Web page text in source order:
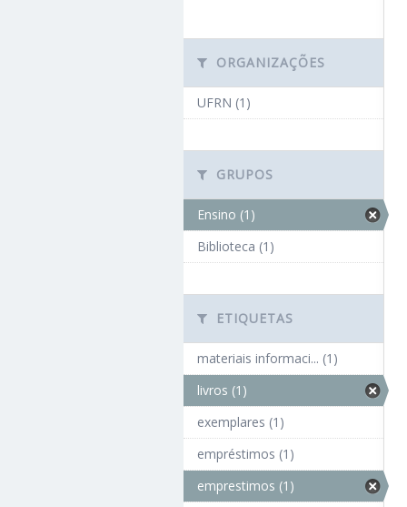
ORGANIZAÇÕES
UFRN (1)
GRUPOS
Ensino (1)
Biblioteca (1)
ETIQUETAS
materiais informaci... (1)
livros (1)
exemplares (1)
empréstimos (1)
emprestimos (1)